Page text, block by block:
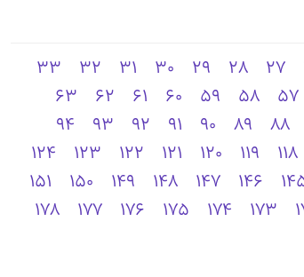
27
28
29
30
31
32
33
57
58
59
60
61
62
63
88
89
90
91
92
93
94
118
119
120
121
122
123
124
146
147
148
149
150
151
173
174
175
176
177
178